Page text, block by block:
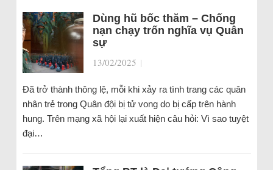
Dùng hũ bốc thăm – Chống
nạn chạy trốn nghĩa vụ Quân
sự
13/02/2025 |
Đã trở thành thông lệ, mỗi khi xảy ra tình trang các quân
nhân trẻ trong Quân đội bị tử vong do bị cấp trên hành
hung. Trên mạng xã hội lại xuất hiện câu hỏi: Vì sao tuyệt
đại…